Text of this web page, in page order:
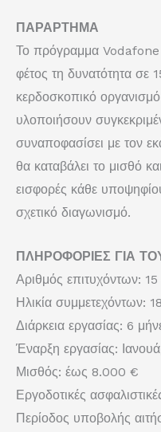
ΠΑΡΑΡΤΗΜΑ
Το πρόγραμμα
φέτος τη δυνατότητα σε
κερδοσκοπικό
υλοποιήσουν
συναποφασίσει με τον
θα καταβάλει το μισθό
εισφορές κάθε
σχετικό διαγωνισμό.
ΠΛΗΡΟΦΟΡΙΕΣ ΓΙΑ
Αριθμός επιτυχόντων:
Ηλικία συμμετεχόντων:
Διάρκεια εργασίας: 6
Έναρξη εργασίας:
Μισθός: έως 8.000 €
Εργοδοτικές
Περίοδος υποβολής